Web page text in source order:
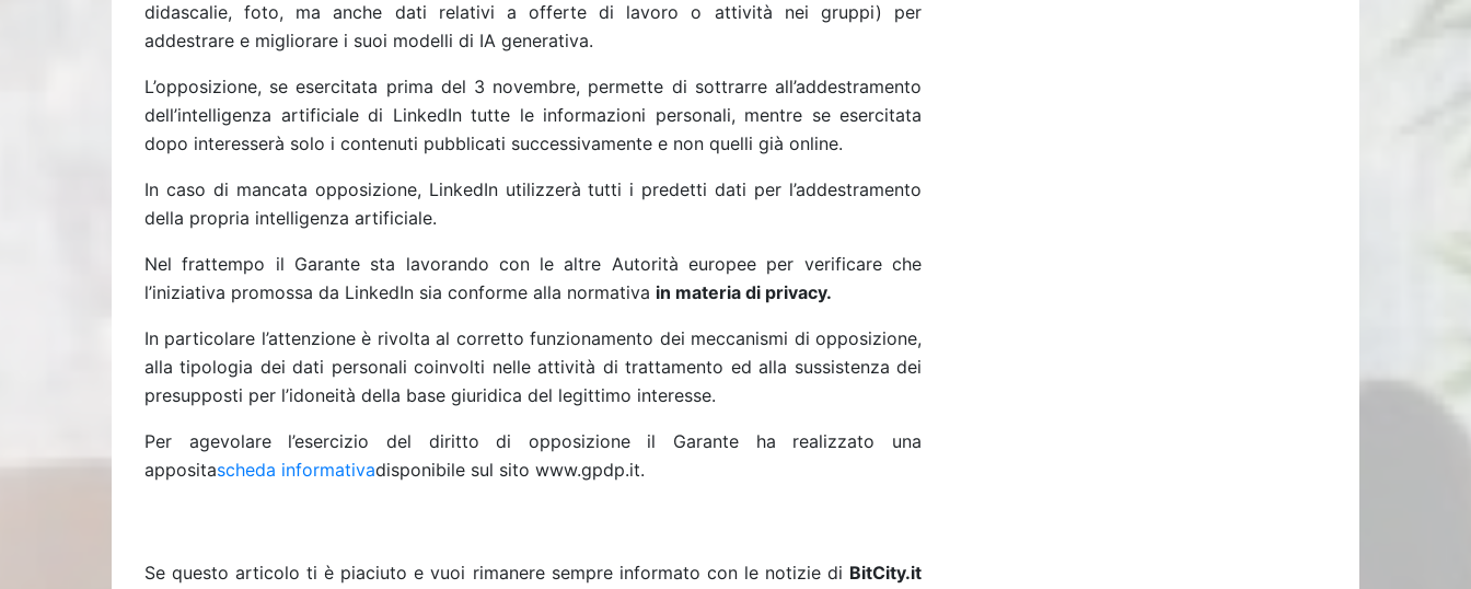
didascalie, foto, ma anche dati relativi a offerte di lavoro o attività nei gruppi) per
addestrare e migliorare i suoi modelli di IA generativa.
L’opposizione, se esercitata prima del 3 novembre, permette di sottrarre all’addestramento
dell’intelligenza artificiale di LinkedIn tutte le informazioni personali, mentre se esercitata
dopo interesserà solo i contenuti pubblicati successivamente e non quelli già online.
In caso di mancata opposizione, LinkedIn utilizzerà tutti i predetti dati per l’addestramento
della propria intelligenza artificiale.
Nel frattempo il Garante sta lavorando con le altre Autorità europee per verificare che
l’iniziativa promossa da LinkedIn sia conforme alla normativa in materia di privacy.
In particolare l’attenzione è rivolta al corretto funzionamento dei meccanismi di opposizione,
alla tipologia dei dati personali coinvolti nelle attività di trattamento ed alla sussistenza dei
presupposti per l’idoneità della base giuridica del legittimo interesse.
Per agevolare l’esercizio del diritto di opposizione il Garante ha realizzato una
appositascheda informativadisponibile sul sito www.gpdp.it.
Se questo articolo ti è piaciuto e vuoi rimanere sempre informato con le notizie di BitCity.it